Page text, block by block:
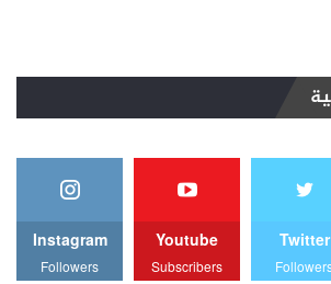
Twitter
Youtube
Subscribers
Instagram
Followers